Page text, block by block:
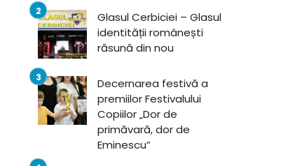
Glasul Cerbiciei – Glasul
identității românești
răsună din nou
Decernarea festivă a
premiilor Festivalului
Copiilor „Dor de
primăvară, dor de
Eminescu”